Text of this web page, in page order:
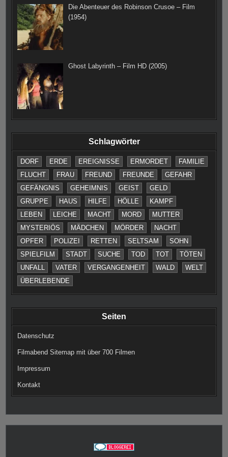
Die Abenteuer des Robinson Crusoe – Film
(1954)
Ghost Labyrinth – Film HD (2005)
Schlagwörter
DORF ERDE EREIGNISSE ERMORDET
FAMILIE
FLUCHT
FRAU FREUND FREUNDE
GEFAHR
GEFÄNGNIS
GEHEIMNIS GEIST
GELD
GRUPPE
HAUS HILFE HÖLLE
KAMPF
LEBEN
LEICHE MACHT MORD
MUTTER
MYSTERIÖS
MÄDCHEN MÖRDER
NACHT
OPFER
POLIZEI RETTEN SELTSAM
SOHN
SPIELFILM
STADT SUCHE TOD TOT
TÖTEN
UNFALL
VATER VERGANGENHEIT WALD
WELT
ÜBERLEBENDE
Seiten
Datenschutz
Filmabend Sitemap mit über 700 Filmen
Impressum
Kontakt